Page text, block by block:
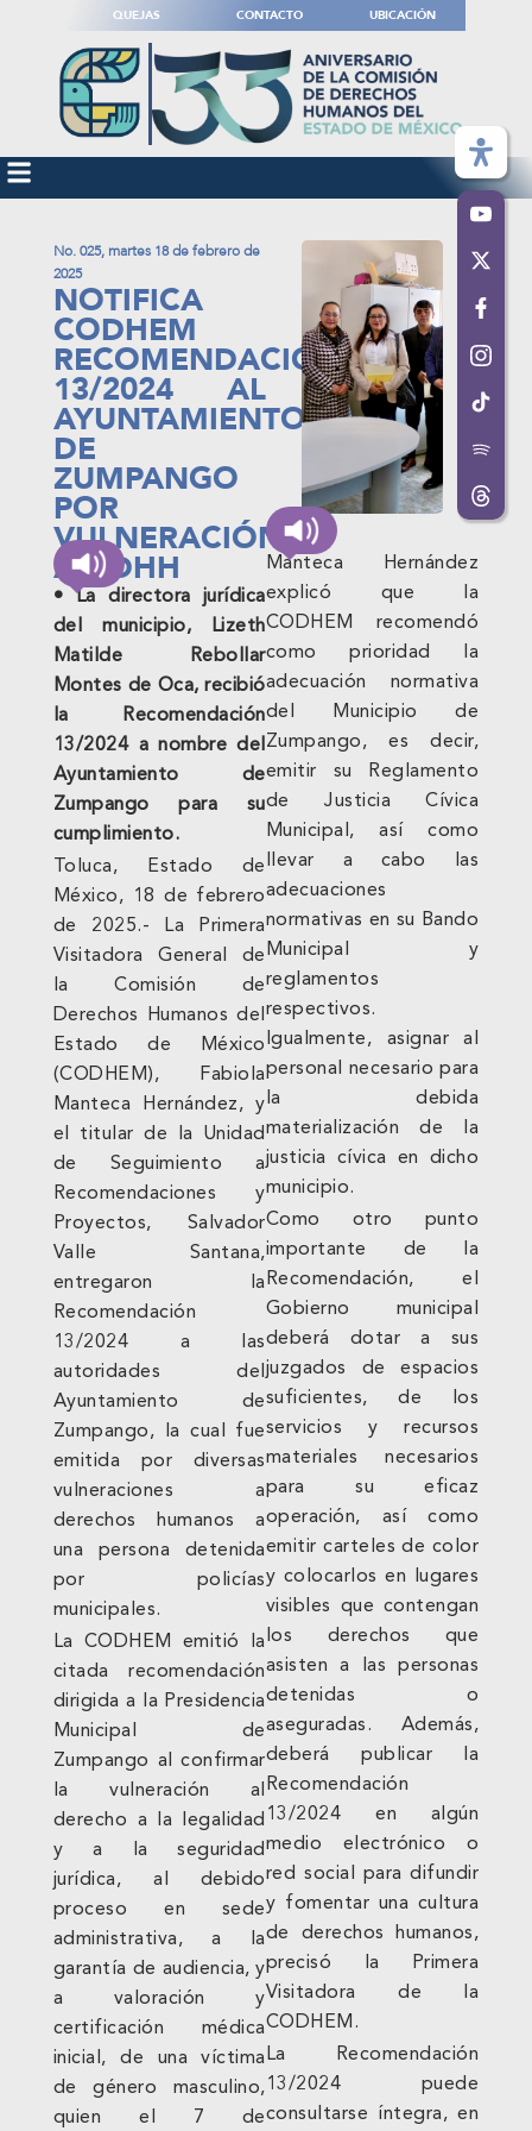
QUEJAS CONTACTO UBICACIÓN
No. 025, martes 18 de febrero de
2025
NOTIFICA
CODHEM
RECOMENDACIÓN
13/2024 AL
AYUNTAMIENTO
DE
ZUMPANGO
POR
VULNERACIÓN
A DDHH
• La directora jurídica
del municipio, Lizeth
Matilde Rebollar
Montes de Oca, recibió
la Recomendación
13/2024 a nombre del
Ayuntamiento de
Zumpango para su
cumplimiento.
Toluca, Estado de
México, 18 de febrero
de 2025.- La Primera
Visitadora General de
la Comisión de
Derechos Humanos del
Estado de México
(CODHEM), Fabiola
Manteca Hernández, y
el titular de la Unidad
de Seguimiento a
Recomendaciones y
Proyectos, Salvador
Valle Santana,
entregaron la
Recomendación
13/2024 a las
autoridades del
Ayuntamiento de
Zumpango, la cual fue
emitida por diversas
vulneraciones a
derechos humanos a
una persona detenida
por policías
municipales.
La CODHEM emitió la
citada recomendación
dirigida a la Presidencia
Municipal de
Zumpango al confirmar
la vulneración al
derecho a la legalidad
y a la seguridad
jurídica, al debido
proceso en sede
administrativa, a la
garantía de audiencia, y
a valoración y
certificación médica
inicial, de una víctima
de género masculino,
quien el 7 de
Manteca Hernández
explicó que la
CODHEM recomendó
como prioridad la
adecuación normativa
del Municipio de
Zumpango, es decir,
emitir su Reglamento
de Justicia Cívica
Municipal, así como
llevar a cabo las
adecuaciones
normativas en su Bando
Municipal y
reglamentos
respectivos.
Igualmente, asignar al
personal necesario para
la debida
materialización de la
justicia cívica en dicho
municipio.
Como otro punto
importante de la
Recomendación, el
Gobierno municipal
deberá dotar a sus
juzgados de espacios
suficientes, de los
servicios y recursos
materiales necesarios
para su eficaz
operación, así como
emitir carteles de color
y colocarlos en lugares
visibles que contengan
los derechos que
asisten a las personas
detenidas o
aseguradas. Además,
deberá publicar la
Recomendación
13/2024 en algún
medio electrónico o
red social para difundir
y fomentar una cultura
de derechos humanos,
precisó la Primera
Visitadora de la
CODHEM.
La Recomendación
13/2024 puede
consultarse íntegra, en